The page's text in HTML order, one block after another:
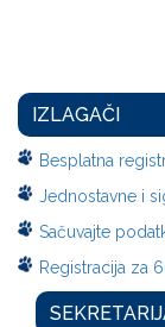
IZLAGAČI
Besplatna
Jednostavne i
Sačuvajte
Registracija za